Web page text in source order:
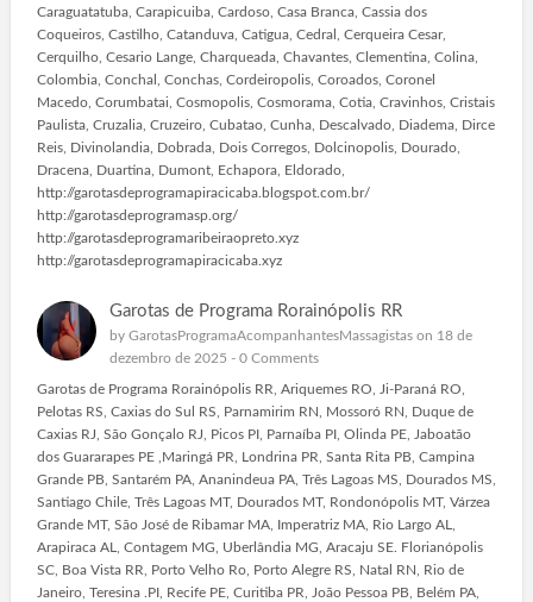
Caraguatatuba, Carapicuiba, Cardoso, Casa Branca, Cassia dos
Coqueiros, Castilho, Catanduva, Catigua, Cedral, Cerqueira Cesar,
Cerquilho, Cesario Lange, Charqueada, Chavantes, Clementina, Colina,
Colombia, Conchal, Conchas, Cordeiropolis, Coroados, Coronel
Macedo, Corumbatai, Cosmopolis, Cosmorama, Cotia, Cravinhos, Cristais
Paulista, Cruzalia, Cruzeiro, Cubatao, Cunha, Descalvado, Diadema, Dirce
Reis, Divinolandia, Dobrada, Dois Corregos, Dolcinopolis, Dourado,
Dracena, Duartina, Dumont, Echapora, Eldorado,
http://garotasdeprogramapiracicaba.blogspot.com.br/
http://garotasdeprogramasp.org/
http://garotasdeprogramaribeiraopreto.xyz
http://garotasdeprogramapiracicaba.xyz
Garotas de Programa Rorainópolis RR
by GarotasProgramaAcompanhantesMassagistason 18 de
dezembro de 2025 - 0 Comments
Garotas de Programa Rorainópolis RR, Ariquemes RO, Ji-Paraná RO,
Pelotas RS, Caxias do Sul RS, Parnamirim RN, Mossoró RN, Duque de
Caxias RJ, São Gonçalo RJ, Picos PI, Parnaíba PI, Olinda PE, Jaboatão
dos Guararapes PE ,Maringá PR, Londrina PR, Santa Rita PB, Campina
Grande PB, Santarém PA, Ananindeua PA, Três Lagoas MS, Dourados MS,
Santiago Chile, Três Lagoas MT, Dourados MT, Rondonópolis MT, Várzea
Grande MT, São José de Ribamar MA, Imperatriz MA, Rio Largo AL,
Arapiraca AL, Contagem MG, Uberlândia MG, Aracaju SE. Florianópolis
SC, Boa Vista RR, Porto Velho Ro, Porto Alegre RS, Natal RN, Rio de
Janeiro, Teresina .PI, Recife PE, Curitiba PR, João Pessoa PB, Belém PA,